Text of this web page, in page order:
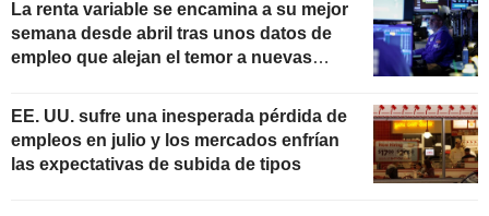
La renta variable se encamina a su mejor
semana desde abril tras unos datos de
empleo que alejan el temor a nuevas
EE. UU. sufre una inesperada pérdida de
empleos en julio y los mercados enfrían
las expectativas de subida de tipos